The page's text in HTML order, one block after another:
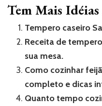
Tem Mais
Tempero caseiro
Receita de
sua mesa.
Como cozinhar
completo e dicas
Quanto tempo